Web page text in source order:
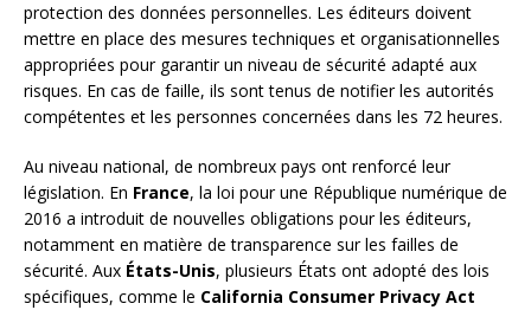
protection des données personnelles. Les éditeurs doivent
mettre en place des mesures techniques et organisationnelles
appropriées pour garantir un niveau de sécurité adapté aux
risques. En cas de faille, ils sont tenus de notifier les autorités
compétentes et les personnes concernées dans les 72 heures.
Au niveau national, de nombreux pays ont renforcé leur
législation. En France, la loi pour une République numérique de
2016 a introduit de nouvelles obligations pour les éditeurs,
notamment en matière de transparence sur les failles de
sécurité. Aux États-Unis, plusieurs États ont adopté des lois
spécifiques, comme le California Consumer Privacy Act